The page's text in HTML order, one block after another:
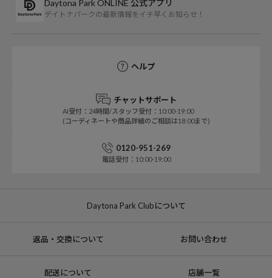
Daytona Park ONLINE 公式アプリ
デイトナパークの最新情報をイチ早くお知らせ！
ヘルプ
チャットサポート
AI受付：24時間/スタッフ受付：10:00-19:00
(コーディネートや商品詳細のご相談は18:00まで)
0120-951-269
電話受付：10:00-19:00
Daytona Park Clubについて
返品・交換について お問い合わせ
配送について 店舗一覧